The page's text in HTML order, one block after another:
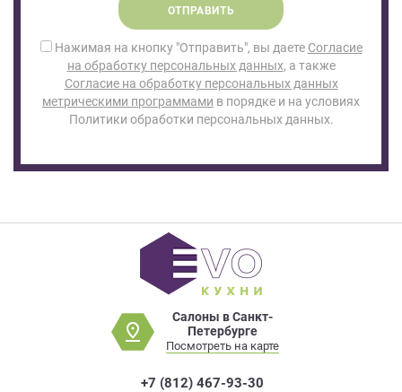
ОТПРАВИТЬ
Нажимая на кнопку "Отправить", вы даете Согласие
на обработку персональных данных, а также
Согласие на обработку персональных данных
метрическими программами в порядке и на условиях
Политики обработки персональных данных.
Салоны в Санкт-
Петербурге
Посмотреть на карте
+7 (812) 467-93-30